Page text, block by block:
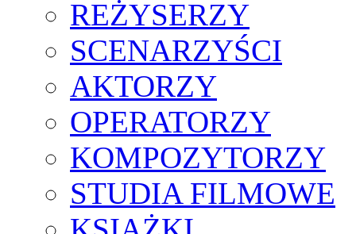
REŻYSERZY
SCENARZYŚCI
AKTORZY
OPERATORZY
KOMPOZYTORZY
STUDIA FILMOWE